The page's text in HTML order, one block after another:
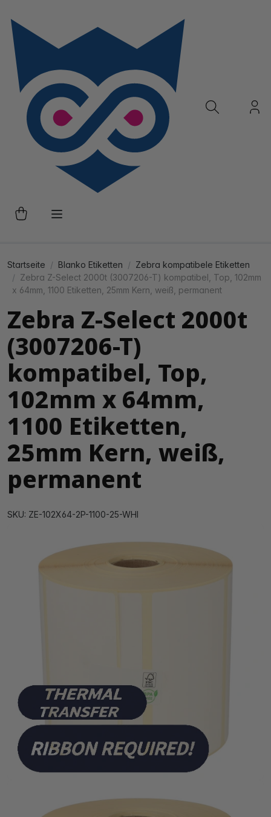
Startseite Blanko Etiketten
Zebra kompatibele Etiketten
Zebra Z-Select 2000t (3007206-T) kompatibel, Top, 102mm
x 64mm, 1100 Etiketten, 25mm Kern, weiß, permanent
Zebra Z-Select 2000t
(3007206-T)
kompatibel, Top,
102mm x 64mm,
1100 Etiketten,
25mm Kern, weiß,
permanent
SKU: ZE-102X64-2P-1100-25-WHI